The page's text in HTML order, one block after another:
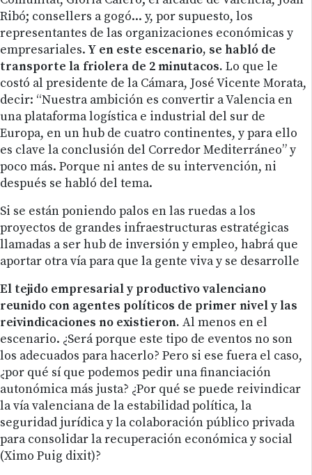
Ribó; consellers a gogó... y, por supuesto, los
representantes de las organizaciones económicas y
empresariales.Y en este escenario, se habló de
transporte la friolera de 2 minutacos. Lo que le
costó al presidente de la Cámara, José Vicente Morata,
decir: “Nuestra ambición es convertir a Valencia en
una plataforma logística e industrial del sur de
Europa, en un hub de cuatro continentes, y para ello
es clave la conclusión del Corredor Mediterráneo” y
poco más. Porque ni antes de su intervención, ni
después se habló del tema.
Si se están poniendo palos en las ruedas a los
proyectos de grandes infraestructuras estratégicas
llamadas a ser hub de inversión y empleo, habrá que
aportar otra vía para que la gente viva y se desarrolle
El tejido empresarial y productivo valenciano
reunido con agentes políticos de primer nivel y las
reivindicaciones no existieron. Al menos en el
escenario. ¿Será porque este tipo de eventos no son
los adecuados para hacerlo? Pero si ese fuera el caso,
¿por qué sí que podemos pedir una financiación
autonómica más justa? ¿Por qué se puede reivindicar
la vía valenciana de la estabilidad política, la
seguridad jurídica y la colaboración público privada
para consolidar la recuperación económica y social
(Ximo Puig dixit)?